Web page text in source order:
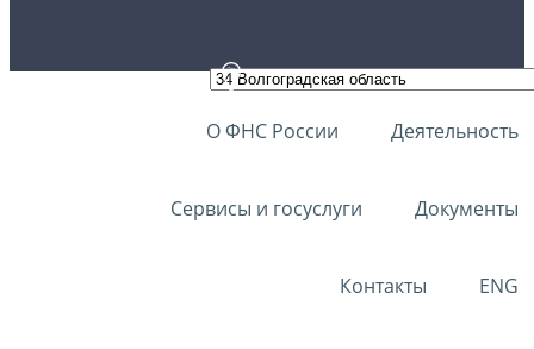
О ФНС России Деятельность
Сервисы и госуслуги Документы
Контакты ENG